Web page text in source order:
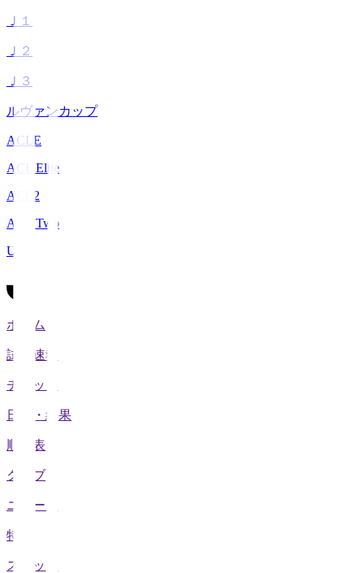
Ｊ１
Ｊ２
Ｊ３
ルヴァンカップ
ACLE
ACL Elite
ACL2
ACL Two
U-21
ホーム
試合速報
チケット
日程・結果
順位表
クラブ
ニュース
特集
スタッツ